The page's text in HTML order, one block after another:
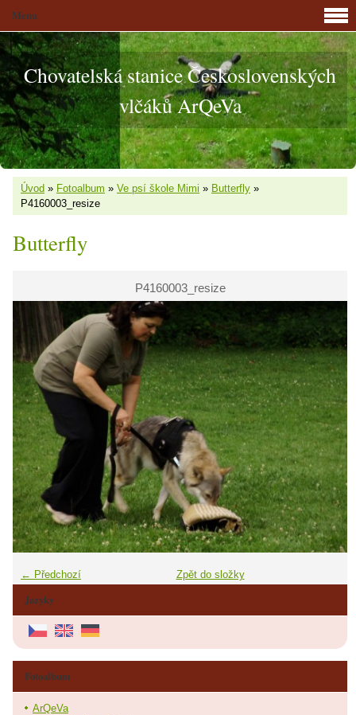
Chovatelská stanice Československých
vlčáků ArQeVa
Úvod » Fotoalbum » Ve psí škole Mimi » Butterfly »
P4160003_resize
Butterfly
P4160003_resize
← Předchozí Zpět do složky
Jazyky
Menu
Fotoalbum
ArQeVa